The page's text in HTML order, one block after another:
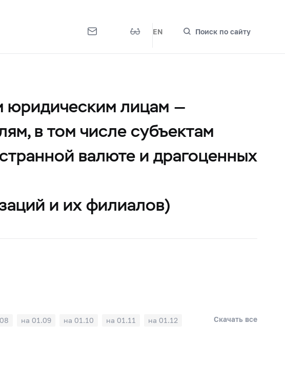
EN Поиск по сайту
юридическим лицам —
в том числе субъектам
валюте и драгоценных
и их филиалов)
на 01.09 на 01.10 на 01.11 на 01.12 Скачать все